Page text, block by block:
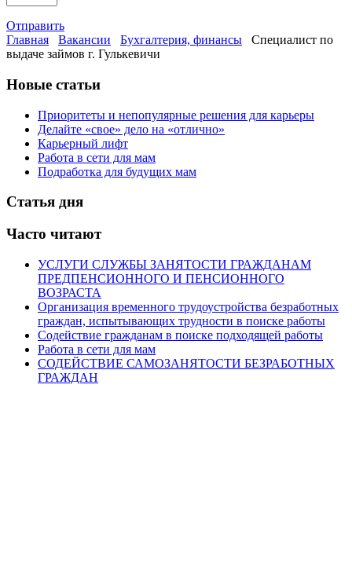
Отправить
Главная
Вакансии Бухгалтерия, финансы
Специалист по
выдаче займов г. Гулькевичи
Новые статьи
Приоритеты и непопулярные решения для карьеры
Делайте «свое» дело на «отлично»
Карьерный лифт
Работа в сети для мам
Подработка для будущих мам
Статья дня
Часто читают
УСЛУГИ СЛУЖБЫ ЗАНЯТОСТИ ГРАЖДАНАМ
ПРЕДПЕНСИОННОГО И ПЕНСИОННОГО
ВОЗРАСТА
Организация временного трудоустройства безработных
граждан, испытывающих трудности в поиске работы
Содействие гражданам в поиске подходящей работы
Работа в сети для мам
СОДЕЙСТВИЕ САМОЗАНЯТОСТИ БЕЗРАБОТНЫХ
ГРАЖДАН